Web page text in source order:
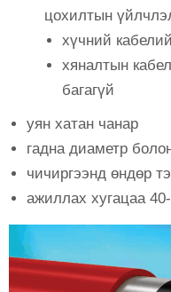
цохилтын
хүчний
хяналтын
багагүй
уян хатан чанар
гадна диаметр
чичиргээнд өндөр
ажиллах хугацаа